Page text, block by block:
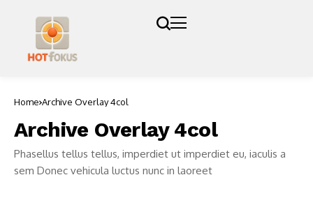
Home Archive Overlay 4col
Archive Overlay 4col
Phasellus tellus tellus, imperdiet ut imperdiet eu, iaculis a
sem Donec vehicula luctus nunc in laoreet